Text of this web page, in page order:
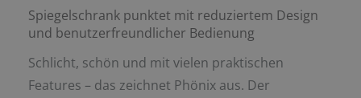
Spiegelschrank punktet mit reduziertem Design
und benutzerfreundlicher Bedienung
Schlicht, schön und mit vielen praktischen
Features – das zeichnet Phönix aus. Der